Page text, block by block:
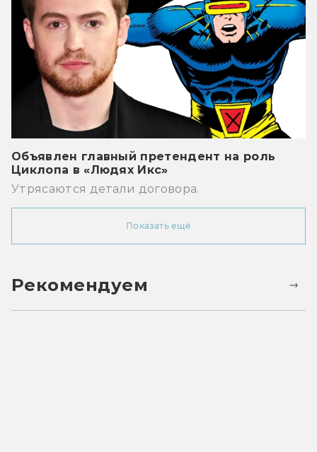
Объявлен главный претендент на роль
Циклопа в «Людях Икс»
Утрясаются детали договора.
Показать ещё
Рекомендуем